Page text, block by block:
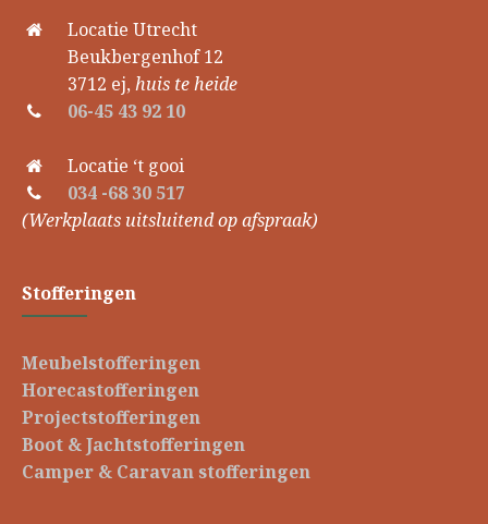
Locatie Utrecht
Beukbergenhof 12
3712 ej, huis te heide
06-45 43 92 10
Locatie ‘t gooi
034 -68 30 517
(Werkplaats uitsluitend op afspraak)
Stofferingen
Meubelstofferingen
Horecastofferingen
Projectstofferingen
Boot & Jachtstofferingen
Camper & Caravan stofferingen